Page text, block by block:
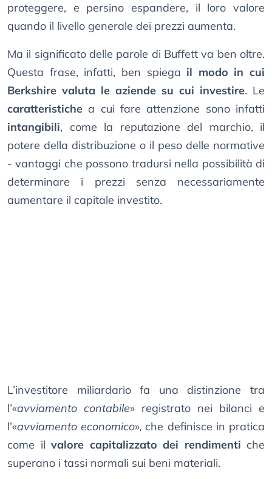
proteggere, e persino espandere, il loro valore
quando il livello generale dei prezzi aumenta.
Ma il significato delle parole di Buffett va ben oltre.
Questa frase, infatti, ben spiega il modo in cui
Berkshire valuta le aziende su cui investire. Le
caratteristiche a cui fare attenzione sono infatti
intangibili, come la reputazione del marchio, il
potere della distribuzione o il peso delle normative
- vantaggi che possono tradursi nella possibilità di
determinare i prezzi senza necessariamente
aumentare il capitale investito.
L’investitore miliardario fa una distinzione tra
l’«avviamento contabile» registrato nei bilanci e
l’«avviamento economico», che definisce in pratica
come il valore capitalizzato dei rendimenti che
superano i tassi normali sui beni materiali.